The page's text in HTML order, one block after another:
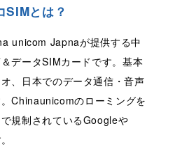
SIMとは？
unicom Japnaが提供する中
データSIMカードです。基本
、日本でのデータ通信・音声
Chinaunicomのローミングを
規制されているGoogleや